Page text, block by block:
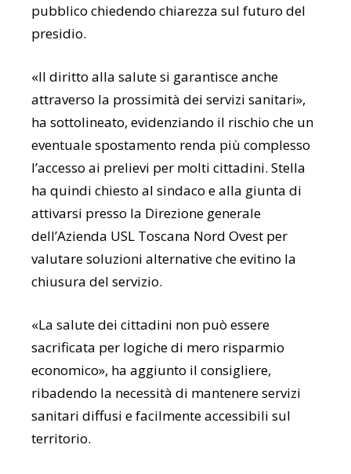
pubblico chiedendo chiarezza sul futuro del
presidio.
«Il diritto alla salute si garantisce anche
attraverso la prossimità dei servizi sanitari»,
ha sottolineato, evidenziando il rischio che un
eventuale spostamento renda più complesso
l’accesso ai prelievi per molti cittadini. Stella
ha quindi chiesto al sindaco e alla giunta di
attivarsi presso la Direzione generale
dell’Azienda USL Toscana Nord Ovest per
valutare soluzioni alternative che evitino la
chiusura del servizio.
«La salute dei cittadini non può essere
sacrificata per logiche di mero risparmio
economico», ha aggiunto il consigliere,
ribadendo la necessità di mantenere servizi
sanitari diffusi e facilmente accessibili sul
territorio.